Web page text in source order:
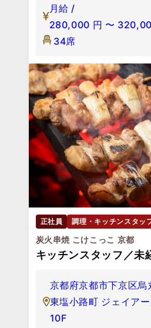
月給 /
280,000 円 〜
34席
正社員 調理・キッチンスタッ
炭火串焼 こけこっこ 京都
キッチンスタッフ／未
京都府京都市下京区烏
東塩小路町 ジェイア
10F